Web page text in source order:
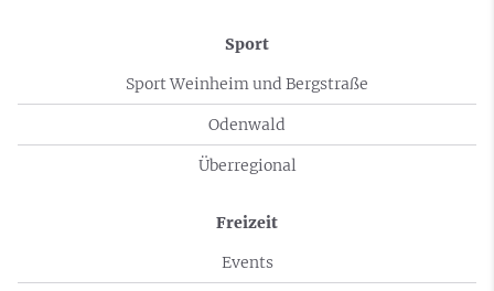
Sport
Sport Weinheim und Bergstraße
Odenwald
Überregional
Freizeit
Events